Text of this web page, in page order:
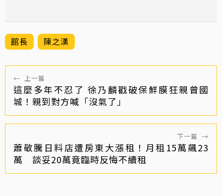
館長 陳之漢
← 上一篇
這麼多年不忍了 徐乃麟戳破保鮮膜狂親曾國
城！親到對方喊「沒氣了」
下一篇 →
蕭敬騰日料店遭房東大漲租！月租15萬飆23
萬 談妥20萬竟臨時反悔不續租